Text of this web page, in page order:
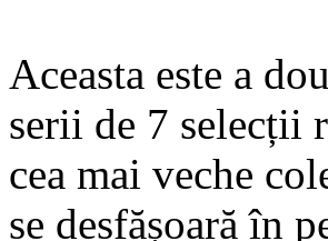
Aceasta este a
serii de 7 selecții
cea mai veche
se desfășoară în